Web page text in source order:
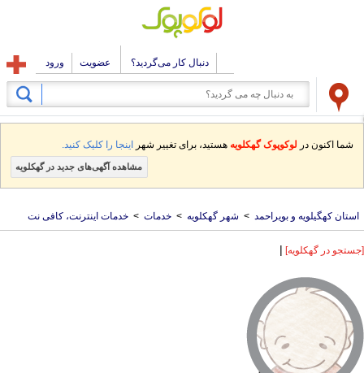
دنبال کار می‌گردید؟ عضویت ورود
شما اکنون در لوکوپوک گهکلویه هستید، برای تغییر شهر اینجا را کلیک کنید.
مشاهده آگهی‌های جدید در گهکلویه
استان کهگیلویه و بویراحمد > شهر گهکلویه > خدمات > خدمات اینترنت، کافی نت
[جستجو در گهکلویه] |